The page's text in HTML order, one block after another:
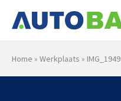
Home » Werkplaats » IMG_1949